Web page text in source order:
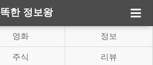
한 정보왕
영화 정보
주식 리뷰